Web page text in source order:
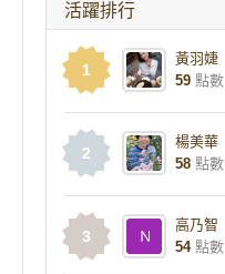
活躍排行
1
黃羽婕
59 點數
2
楊美華
58 點數
3
高乃智
54 點數